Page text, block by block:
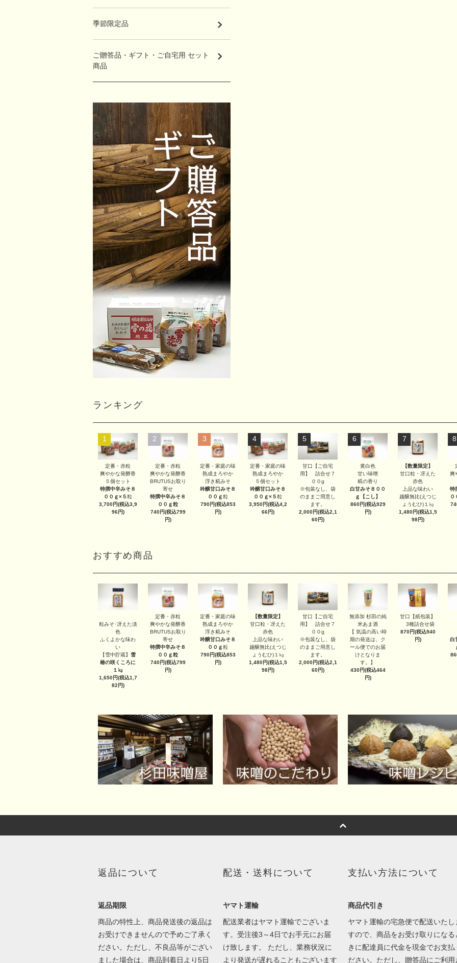
季節限定品
ご贈答品・ギフト・ご自宅用 セット
商品
ランキング
1
定番・赤粒
爽やかな発酵香
５個セット
特撰中辛みそ８
００ｇ×５粒
3,700円(税込3,9
96円)
2
定番・赤粒
爽やかな発酵香
BRUTUSお取り
寄せ
特撰中辛みそ８
００ｇ粒
740円(税込799
円)
3
定番・家庭の味
熟成まろやか
浮き糀みそ
吟醸甘口みそ８
００ｇ粒
790円(税込853
円)
4
定番・家庭の味
熟成まろやか
５個セット
吟醸甘口みそ８
００ｇ×５粒
3,950円(税込4,2
66円)
5
甘口【ご自宅
用】 詰合せ７
００g
※包装なし、袋
のままご用意し
ます。
2,000円(税込2,1
60円)
6
黄白色
甘い味噌
糀の香り
白甘みそ８００
ｇ
【こし】
860円(税込929
円)
7
【数量限定】
甘口粒・冴えた
赤色
上品な味わい
越醸無比(えつじ
ょうむひ)１㎏
1,480円(税込1,5
98円)
8
爽
特
０
おすすめ商品
粒みそ･冴えた淡
色
ふくよかな味わ
い
【雪中貯蔵】 雪
椿の咲くころに
１㎏
1,650円(税込1,7
82円)
定番・赤粒
爽やかな発酵香
BRUTUSお取り
寄せ
特撰中辛みそ８
００ｇ粒
740円(税込799
円)
定番・家庭の味
熟成まろやか
浮き糀みそ
吟醸甘口みそ８
００ｇ粒
790円(税込853
円)
【数量限定】
甘口粒・冴えた
赤色
上品な味わい
越醸無比(えつじ
ょうむひ)１㎏
1,480円(税込1,5
98円)
甘口【ご自宅
用】 詰合せ７
００g
※包装なし、袋
のままご用意し
ます。
2,000円(税込2,1
60円)
無添加 杉田の純
米あま酒
【 気温の高い時
期の発送は、ク
ール便でのお届
けとなりま
す。】
430円(税込464
円)
甘口【紙包装】
3種詰合せ袋
870円(税込940
円)
白
返品について
返品期限
商品の特性上、商品発送後の返品は
お受けできませんので予めご了承く
ださい。ただし、不良品等がござい
ました場合は、商品到着日より5日
配送・送料について
ヤマト運輸
配送業者はヤマト運輸でございま
す。受注後3～4日でお手元にお届
け致します。 ただし、業務状況に
より発送が遅れることもございます
支払い方法について
商品代引き
ヤマト運輸の宅急便で配送いたし
すので、商品をお受け取りになる
きに配達員に代金を現金でお支払
ださい。ただし、贈答品にご利用